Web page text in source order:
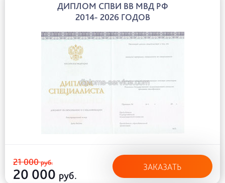
ДИПЛОМ СПВИ ВВ МВД РФ
2014- 2026 ГОДОВ
21 000руб.
20 000 руб.
ЗАКАЗАТЬ